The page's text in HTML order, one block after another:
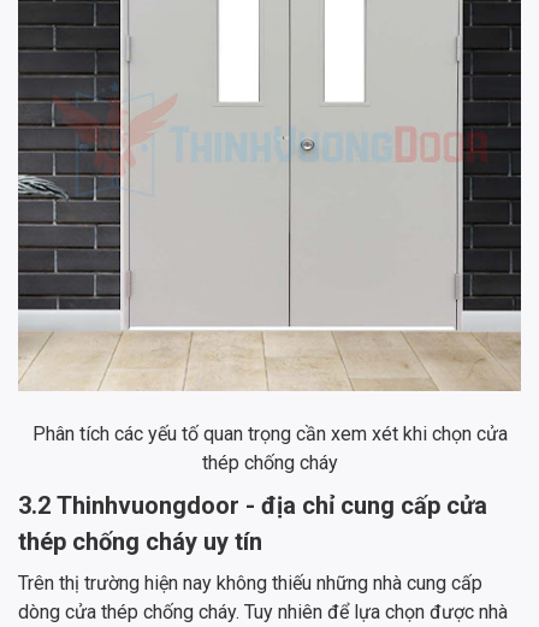
Phân tích các yếu tố quan trọng cần xem xét khi chọn cửa
thép chống cháy
3.2 Thinhvuongdoor - địa chỉ cung cấp cửa
thép chống cháy uy tín
Trên thị trường hiện nay không thiếu những nhà cung cấp
dòng cửa thép chống cháy. Tuy nhiên để lựa chọn được nhà